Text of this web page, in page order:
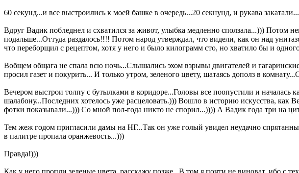
60 секунд...и все выстроились к моей башке в очередь...20 секнунд, и рукава
Вдруг Вадик побледнел и схватился за живот, улыбка медленно сползала...))) Потом
подальше...Оттуда раздалось!!!! Потом народ утверждал, что видели, как он над
что переборщил с рецептом, хотя у него и было килограмм сто, но хватило бы и
Вобщем общага не спала всю ночь...Слышались эхом взрывы двигателей и
просил газет и покурить... И только утром, зеленого цвету, шатаясь дополз в
Вечером выстрои толпу с бутылками в коридоре...Головы все поопустили и
шалабону...Последних хотелось уже расцеловать.))) Вошло в историю искусства, как
фотки показывали...))) Со мной пол-года никто не спорил...)))) А Вадик года три на
Тем жеж годом пригласили дамы на НГ...Так он уже голый увидел неудачно
в палитре пропала оранжевость...)))
Правда!)))